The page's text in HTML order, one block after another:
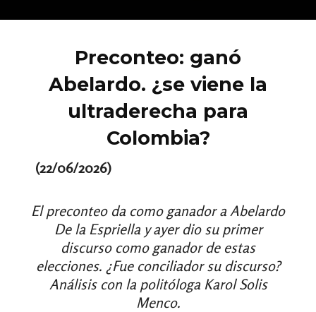
Preconteo: ganó
Abelardo. ¿se viene la
ultraderecha para
Colombia?
(22/06/2026)
El preconteo da como ganador a Abelardo
De la Espriella y ayer dio su primer
discurso como ganador de estas
elecciones. ¿Fue conciliador su discurso?
Análisis con la politóloga Karol Solis
Menco.